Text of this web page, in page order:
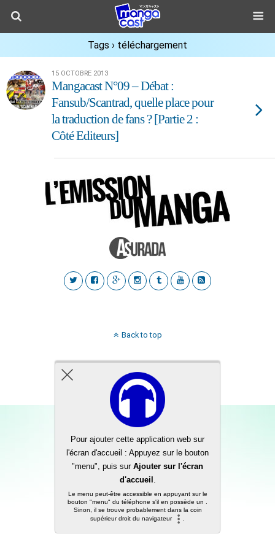
Tags › téléchargement
15 OCTOBRE 2013
Mangacast N°09 – Débat :
Fansub/Scantrad, quelle place pour
la traduction de fans ? [Partie 2 :
Côté Editeurs]
Back to top